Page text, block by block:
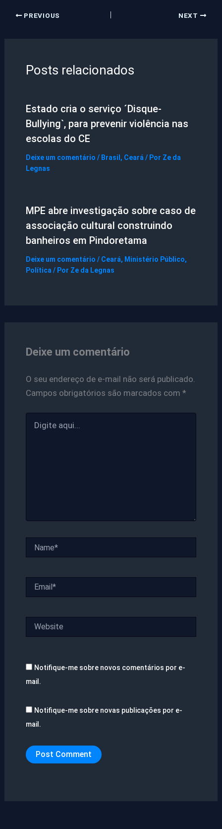
PREVIOUS NEXT
Posts relacionados
Estado cria o serviço ´Disque-
Bullying`, para prevenir violência nas
escolas do CE
Deixe um comentário / Brasil , Ceará / Por Ze da
Legnas
MPE abre investigação sobre caso de
associação cultural construindo
banheiros em Pindoretama
Deixe um comentário / Ceará, Ministério Público,
Política / Por Ze da Legnas
Deixe um comentário
O seu endereço de e-mail não será publicado.
Campos obrigatórios são marcados com *
aqui...
Notifique-me sobre novos comentários por e-
mail.
Notifique-me sobre novas publicações por e-
mail.